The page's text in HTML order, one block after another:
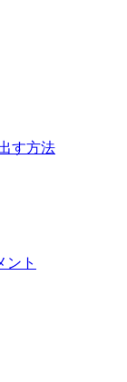
す方法
ント